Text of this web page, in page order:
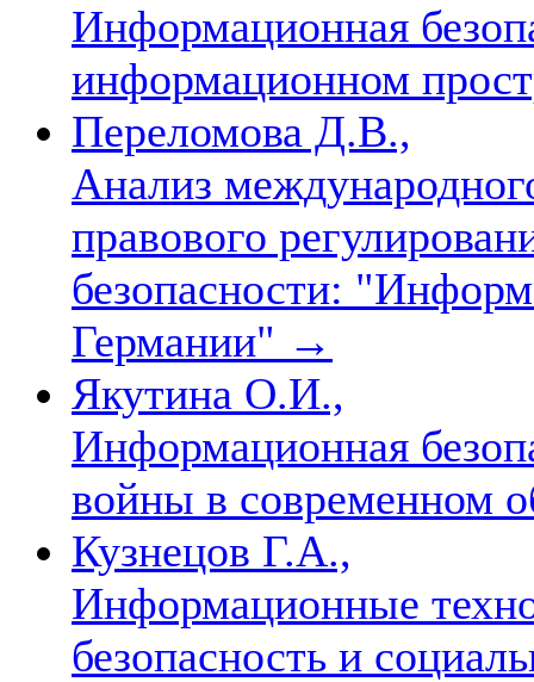
Информационная
информационном
Переломова Д.В.,
Анализ
правового
безопасности:
Германии" →
Якутина О.И.,
Информационная
войны в современном
Кузнецов Г.А.,
Информационные
безопасность и